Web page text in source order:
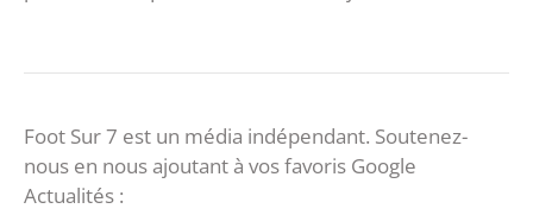
Foot Sur 7 est un média indépendant. Soutenez-
nous en nous ajoutant à vos favoris Google
Actualités :